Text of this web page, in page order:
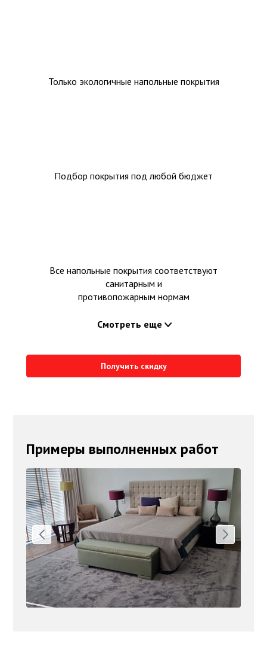
Только экологичные напольные покрытия
Подбор покрытия под любой бюджет
Все напольные покрытия соответствуют
санитарным и
противопожарным нормам
Смотреть еще
Получить скидку
Примеры выполненных работ